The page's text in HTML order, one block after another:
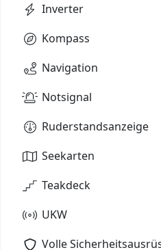
Inverter
Kompass
Navigation
Notsignal
Ruderstandsanzeige
Seekarten
Teakdeck
UKW
Volle